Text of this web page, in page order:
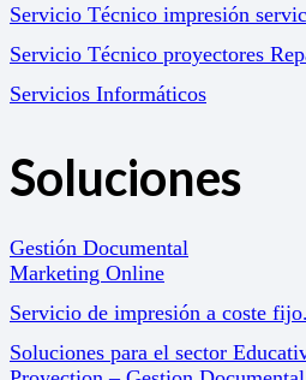
Servicio Técnico impresión
Servicio Técnico proyectores
Servicios Informáticos
Soluciones
Gestión Documental
Marketing Online
Servicio de impresión a coste
Soluciones para el sector